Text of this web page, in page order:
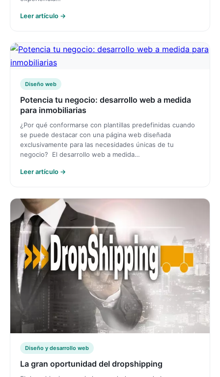
Leer artículo →
Diseño web
Potencia tu negocio: desarrollo web a medida
para inmobiliarias
¿Por qué conformarse con plantillas predefinidas cuando
se puede destacar con una página web diseñada
exclusivamente para las necesidades únicas de tu
negocio? El desarrollo web a medida…
Leer artículo →
Diseño y desarrollo web
La gran oportunidad del dropshipping